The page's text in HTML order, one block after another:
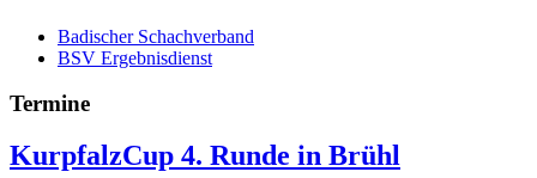
Badischer Schachverband
BSV Ergebnisdienst
Termine
KurpfalzCup 4. Runde in Brühl